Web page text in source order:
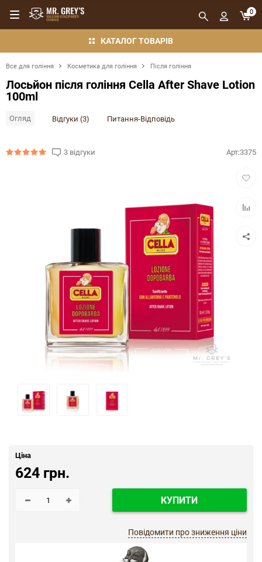
КАТАЛОГ ТОВАРІВ
0
Все для гоління Косметика для гоління Після гоління
Лосьйон після гоління Cella After Shave Lotion
100ml
Огляд Відгуки (3) Питання-Відповідь
Арт:3375
3 відгуки
Ціна
624 грн.
КУПИТИ
Повідомити про зниження ціни